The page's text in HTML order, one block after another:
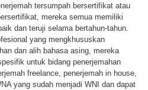
tersumpah bersertifikat atau
mereka semua memiliki
dan teruji selama bertahun-tahun.
yang mengkhususkan
dan alih bahasa asing, mereka
untuk bidang penerjemahan
freelance, penerjemah in house,
yang sudah menjadi WNI dan dapat